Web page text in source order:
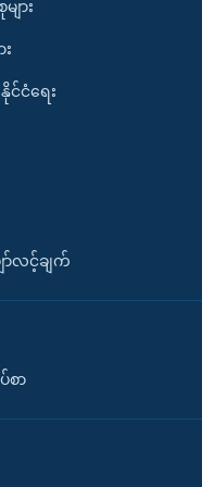
ျား
ငံရေး
ာ်လင့်ချက်
စာ